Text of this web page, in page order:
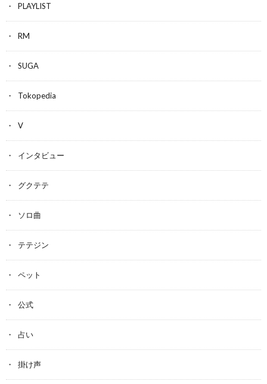
PLAYLIST
RM
SUGA
Tokopedia
V
インタビュー
グクテテ
ソロ曲
テテジン
ペット
公式
占い
掛け声